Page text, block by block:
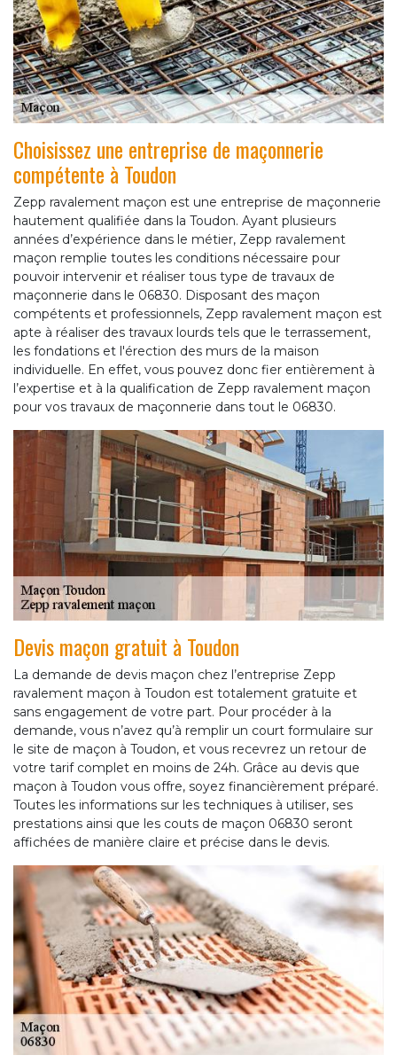
Choisissez une entreprise de maçonnerie
compétente à Toudon
Zepp ravalement maçon est une entreprise de maçonnerie
hautement qualifiée dans la Toudon. Ayant plusieurs
années d’expérience dans le métier, Zepp ravalement
maçon remplie toutes les conditions nécessaire pour
pouvoir intervenir et réaliser tous type de travaux de
maçonnerie dans le 06830. Disposant des maçon
compétents et professionnels, Zepp ravalement maçon est
apte à réaliser des travaux lourds tels que le terrassement,
les fondations et l'érection des murs de la maison
individuelle. En effet, vous pouvez donc fier entièrement à
l’expertise et à la qualification de Zepp ravalement maçon
pour vos travaux de maçonnerie dans tout le 06830.
Devis maçon gratuit à Toudon
La demande de devis maçon chez l’entreprise Zepp
ravalement maçon à Toudon est totalement gratuite et
sans engagement de votre part. Pour procéder à la
demande, vous n’avez qu’à remplir un court formulaire sur
le site de maçon à Toudon, et vous recevrez un retour de
votre tarif complet en moins de 24h. Grâce au devis que
maçon à Toudon vous offre, soyez financièrement préparé.
Toutes les informations sur les techniques à utiliser, ses
prestations ainsi que les couts de maçon 06830 seront
affichées de manière claire et précise dans le devis.